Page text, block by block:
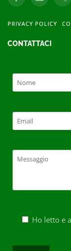
PRIVACY POLICY
CONTATTACI
Ho letto e